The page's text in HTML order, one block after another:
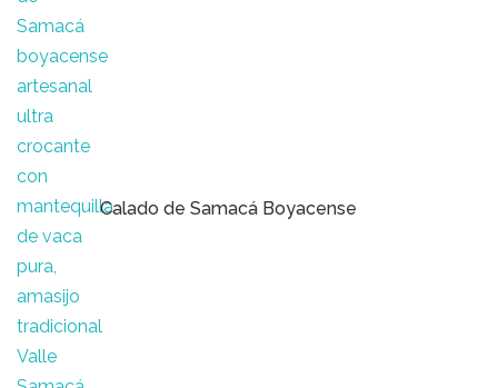
Calado de Samacá Boyacense